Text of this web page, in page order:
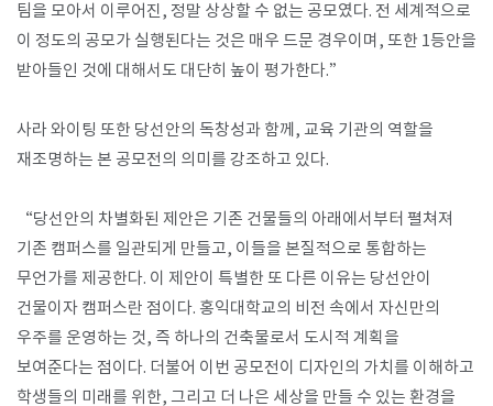
팀을 모아서 이루어진, 정말 상상할 수 없는 공모였다. 전 세계적으로
이 정도의 공모가 실행된다는 것은 매우 드문 경우이며, 또한 1등안을
받아들인 것에 대해서도 대단히 높이 평가한다.”
사라 와이팅 또한 당선안의 독창성과 함께, 교육 기관의 역할을
재조명하는 본 공모전의 의미를 강조하고 있다.
“당선안의 차별화된 제안은 기존 건물들의 아래에서부터 펼쳐져
기존 캠퍼스를 일관되게 만들고, 이들을 본질적으로 통합하는
무언가를 제공한다. 이 제안이 특별한 또 다른 이유는 당선안이
건물이자 캠퍼스란 점이다. 홍익대학교의 비전 속에서 자신만의
우주를 운영하는 것, 즉 하나의 건축물로서 도시적 계획을
보여준다는 점이다. 더불어 이번 공모전이 디자인의 가치를 이해하고
학생들의 미래를 위한, 그리고 더 나은 세상을 만들 수 있는 환경을